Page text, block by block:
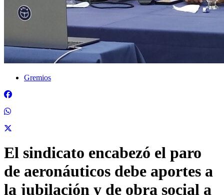
Gremios
El sindicato encabezó el paro
de aeronáuticos debe aportes a
la jubilación y de obra social a